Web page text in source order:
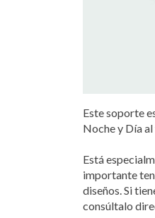
Este soporte
Noche y Día
Está
importante
diseños. Si
consúltalo